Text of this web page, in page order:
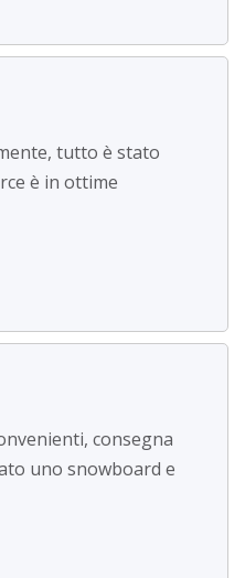
tutto è stato
è in ottime
consegna
uno snowboard e